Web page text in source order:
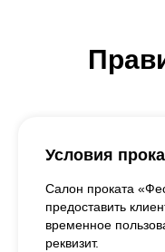
Условия
Салон проката
предоставить
временное
реквизит.